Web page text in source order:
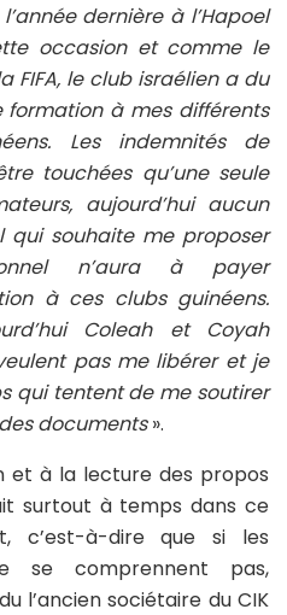
dernière à l’Hapoel
occasion et comme le
FIFA, le club israélien a du
à mes différents
Les indemnités de
touchées qu’une seule
aujourd’hui aucun
qui souhaite me proposer
n’aura à payer
à ces clubs guinéens.
Coleah et Coyah
pas me libérer et je
qui tentent de me soutirer
documents».
et à la lecture des propos
surtout à temps dans ce
c’est-à-dire que si les
se comprennent pas,
l’ancien sociétaire du CIK